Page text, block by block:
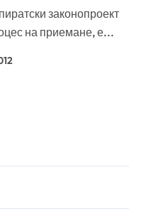
на приемане, е...